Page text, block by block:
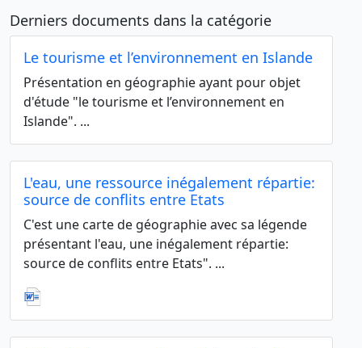
Derniers documents dans la catégorie
Le tourisme et l’environnement en Islande
Présentation en géographie ayant pour objet
d'étude "le tourisme et l’environnement en
Islande". ...
L'eau, une ressource inégalement répartie:
source de conflits entre Etats
C'est une carte de géographie avec sa légende
présentant l'eau, une inégalement répartie:
source de conflits entre Etats". ...